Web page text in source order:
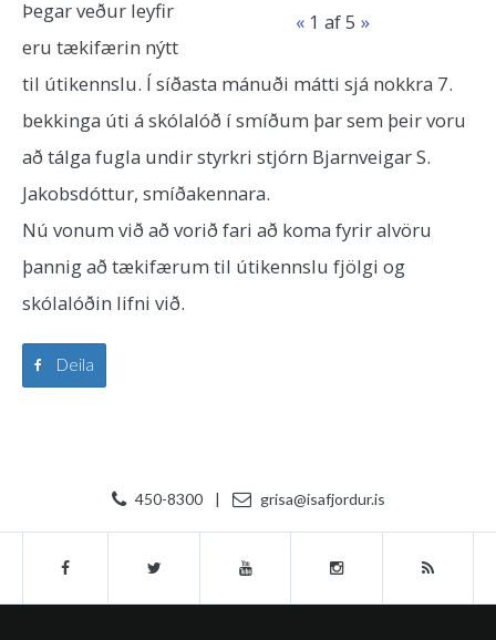
« 1 af 5 »
Þegar veður leyfir
eru tækifærin nýtt
til útikennslu. Í síðasta mánuði mátti sjá nokkra 7.
bekkinga úti á skólalóð í smíðum þar sem þeir voru
að tálga fugla undir styrkri stjórn Bjarnveigar S.
Jakobsdóttur, smíðakennara.
Nú vonum við að vorið fari að koma fyrir alvöru
þannig að tækifærum til útikennslu fjölgi og
skólalóðin lifni við.
Deila
450-8300 | grisa@isafjordur.is